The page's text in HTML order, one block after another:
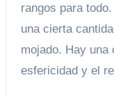
rangos para
una cierta
mojado. Hay
esfericidad y el